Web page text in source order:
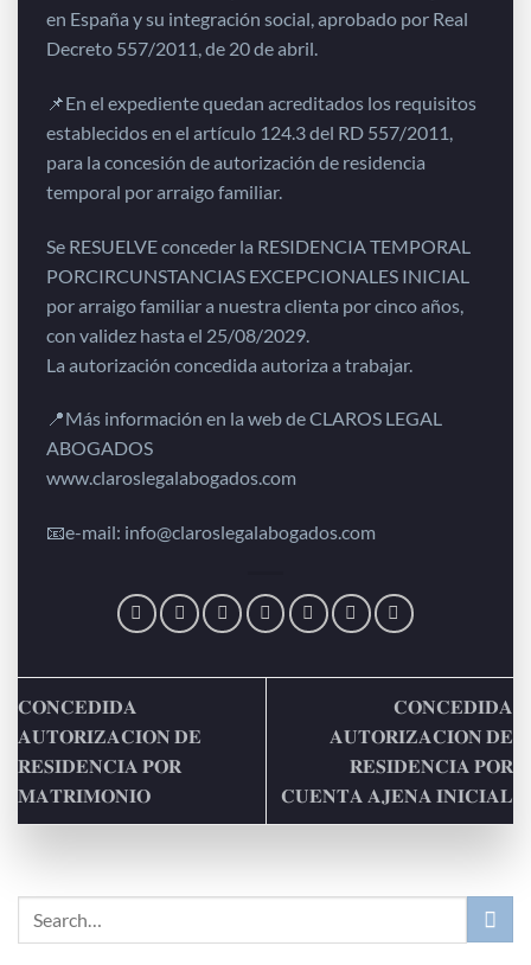
en España y su integración social, aprobado por Real
Decreto 557/2011, de 20 de abril.
📌En el expediente quedan acreditados los requisitos
establecidos en el artículo 124.3 del RD 557/2011,
para la concesión de autorización de residencia
temporal por arraigo familiar.
Se RESUELVE conceder la RESIDENCIA TEMPORAL
PORCIRCUNSTANCIAS EXCEPCIONALES INICIAL
por arraigo familiar a nuestra clienta por cinco años,
con validez hasta el 25/08/2029.
La autorización concedida autoriza a trabajar.
📍Más información en la web de CLAROS LEGAL
ABOGADOS
www.claroslegalabogados.com
📧e-mail: info@claroslegalabogados.com
𝐂𝐎𝐍𝐂𝐄𝐃𝐈𝐃𝐀
𝐀𝐔𝐓𝐎𝐑𝐈𝐙𝐀𝐂𝐈𝐎𝐍 𝐃𝐄
𝐑𝐄𝐒𝐈𝐃𝐄𝐍𝐂𝐈𝐀 𝐏𝐎𝐑
𝐌𝐀𝐓𝐑𝐈𝐌𝐎𝐍𝐈𝐎
𝐂𝐎𝐍𝐂𝐄𝐃𝐈𝐃𝐀
𝐀𝐔𝐓𝐎𝐑𝐈𝐙𝐀𝐂𝐈𝐎𝐍 𝐃𝐄
𝐑𝐄𝐒𝐈𝐃𝐄𝐍𝐂𝐈𝐀 𝐏𝐎𝐑
𝐂𝐔𝐄𝐍𝐓𝐀 𝐀𝐉𝐄𝐍𝐀 𝐈𝐍𝐈𝐂𝐈𝐀𝐋